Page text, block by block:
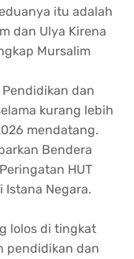
itu adalah
dan Ulya Kirena
Mursalim
dan
kurang lebih
mendatang.
Bendera
HUT
Istana Negara.
lolos di tingkat
pendidikan dan